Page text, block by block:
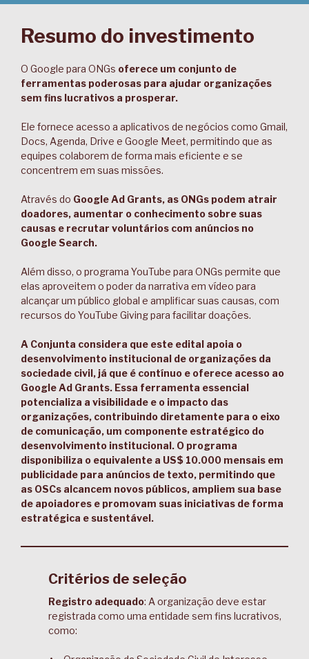
Resumo do investimento
O Google para ONGs oferece um conjunto de
ferramentas poderosas para ajudar organizações
sem fins lucrativos a prosperar.
Ele fornece acesso a aplicativos de negócios como Gmail,
Docs, Agenda, Drive e Google Meet, permitindo que as
equipes colaborem de forma mais eficiente e se
concentrem em suas missões.
Através do Google Ad Grants, as ONGs podem atrair
doadores, aumentar o conhecimento sobre suas
causas e recrutar voluntários com anúncios no
Google Search.
Além disso, o programa YouTube para ONGs permite que
elas aproveitem o poder da narrativa em vídeo para
alcançar um público global e amplificar suas causas, com
recursos do YouTube Giving para facilitar doações.
A Conjunta considera que este edital apoia o
desenvolvimento institucional de organizações da
sociedade civil, já que é contínuo e oferece acesso ao
Google Ad Grants. Essa ferramenta essencial
potencializa a visibilidade e o impacto das
organizações, contribuindo diretamente para o eixo
de comunicação, um componente estratégico do
desenvolvimento institucional. O programa
disponibiliza o equivalente a US$ 10.000 mensais em
publicidade para anúncios de texto, permitindo que
as OSCs alcancem novos públicos, ampliem sua base
de apoiadores e promovam suas iniciativas de forma
estratégica e sustentável.
Critérios de seleção
Registro adequado: A organização deve estar
registrada como uma entidade sem fins lucrativos,
como: